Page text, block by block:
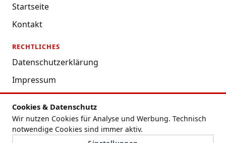
Cookies & Datenschutz
Wir nutzen Cookies für Analyse und Werbung. Technisch
notwendige Cookies sind immer aktiv.
Startseite
Kontakt
RECHTLICHES
Datenschutzerklärung
Impressum
Nutzungsbedingungen
Redaktion
Cookie-Einstellungen